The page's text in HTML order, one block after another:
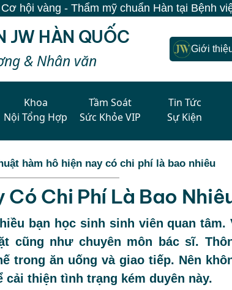
mỹ chuẩn Hàn tại Bệnh viện JW | Miễn
JW HÀN QUỐC
& Nhân văn
Giới
Khoa
Nội Tổng Hợp
Tầm Soát
Sức Khỏe VIP
Tin Tức
Sự Kiện
hàm hô hiện nay có chi phí là bao nhiêu
Chi Phí Là Bao
bạn học sinh sinh viên quan tâm.
cũng như chuyên môn bác sĩ.
trong ăn uống và giao tiếp. Nên
thiện tình trạng kém duyên này.